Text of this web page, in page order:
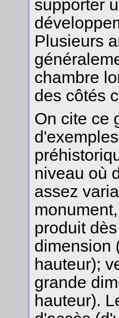
supporter
Plusieurs
chambre
des côtés
On cite ce
niveau où
assez
produit
dimension
hauteur);
grande
hauteur).